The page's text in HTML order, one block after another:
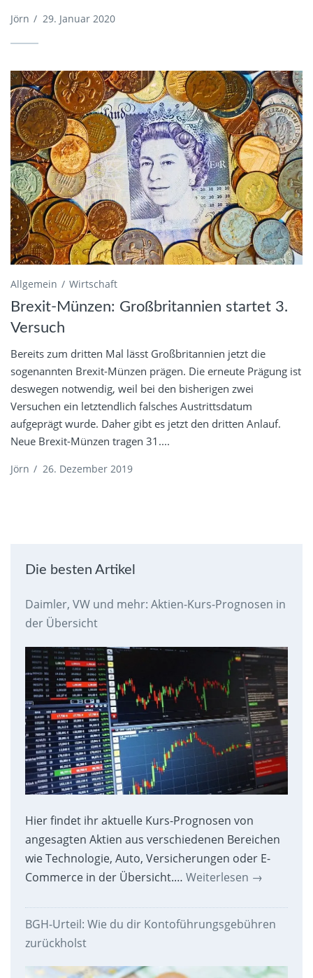
Jörn / 29. Januar 2020
Allgemein Wirtschaft
Brexit-Münzen: Großbritannien startet 3.
Versuch
Bereits zum dritten Mal lässt Großbritannien jetzt die
sogenannten Brexit-Münzen prägen. Die erneute Prägung ist
deswegen notwendig, weil bei den bisherigen zwei
Versuchen ein letztendlich falsches Austrittsdatum
aufgeprägt wurde. Daher gibt es jetzt den dritten Anlauf.
Neue Brexit-Münzen tragen 31....
Jörn / 26. Dezember 2019
Die besten Artikel
Daimler, VW und mehr: Aktien-Kurs-Prognosen in
der Übersicht
Hier findet ihr aktuelle Kurs-Prognosen von
angesagten Aktien aus verschiedenen Bereichen
wie Technologie, Auto, Versicherungen oder E-
Commerce in der Übersicht.… Weiterlesen →
BGH-Urteil: Wie du dir Kontoführungsgebühren
zurückholst